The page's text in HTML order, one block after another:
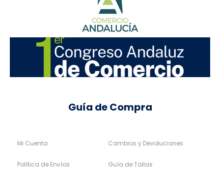
Guía de Compra
Mi Cuenta
Política de Envíos
Cambios y Devoluciones
Guía de Tallas